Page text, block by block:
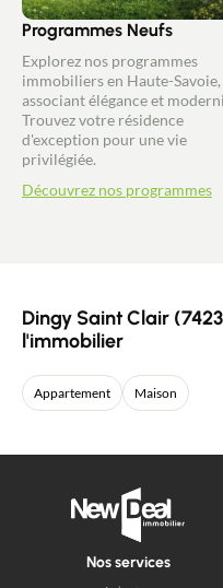
Programmes Neufs
Explorez nos programmes
immobiliers en Haute-Savoie,
associant élégance et
Trouvez votre résidence
d'exception pour une vie
privilégiée.
Découvrez nos programmes
Dingy Saint Clair
l'immobilier
Appartement Maison
Nos services